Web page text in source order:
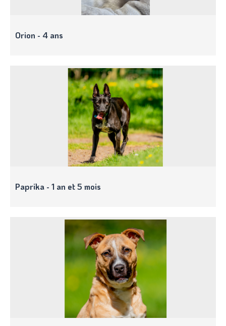
Orion - 4 ans
Paprika - 1 an et 5 mois